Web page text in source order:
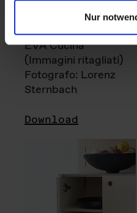
Nur
EVA Cucina
(Immagini ritagliati)
Fotografo: Lorenz
Sternbach
Download